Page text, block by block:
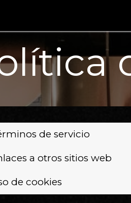
de servicio
a otros sitios web
de cookies